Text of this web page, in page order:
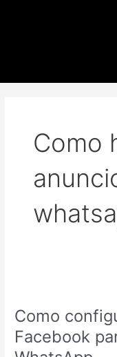
Como
Como
Facebook
un
anuncio
de